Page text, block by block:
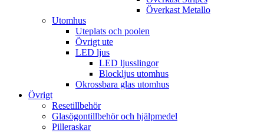
Överkast Metallo
Utomhus
Uteplats och poolen
Övrigt ute
LED ljus
LED ljusslingor
Blockljus utomhus
Okrossbara glas utomhus
Övrigt
Resetillbehör
Glasögontillbehör och hjälpmedel
Pilleraskar